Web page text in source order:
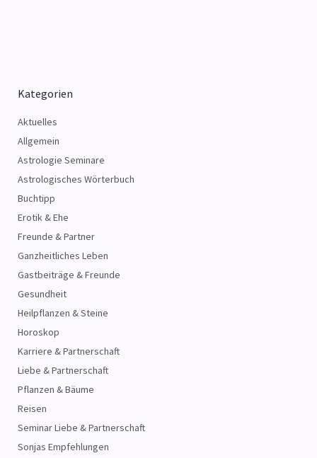
Kategorien
Aktuelles
Allgemein
Astrologie Seminare
Astrologisches Wörterbuch
Buchtipp
Erotik & Ehe
Freunde & Partner
Ganzheitliches Leben
Gastbeiträge & Freunde
Gesundheit
Heilpflanzen & Steine
Horoskop
Karriere & Partnerschaft
Liebe & Partnerschaft
Pflanzen & Bäume
Reisen
Seminar Liebe & Partnerschaft
Sonjas Empfehlungen